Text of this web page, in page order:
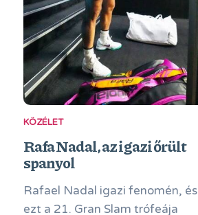
KÖZÉLET
Rafa Nadal, az igazi őrült
spanyol
Rafael Nadal igazi fenomén, és
ezt a 21. Gran Slam trófeája